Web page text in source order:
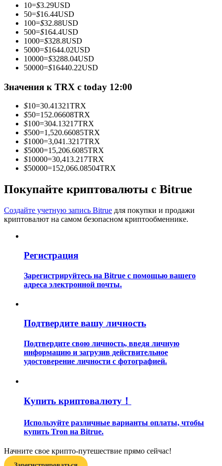
Станьте копи-трейдером
Наслаждайтесь распределением прибыли и комиссиями
за копи-трейдинг
Информация
Анализ больших данных, включая торговую информацию
и т. д.
Гид
Торговые стратегии
Узнайте, как оставаться прибыльным
10=$3.29USD
50=$16.44USD
100=$32.88USD
500=$164.4USD
1000=$328.8USD
5000=$1644.02USD
10000=$3288.04USD
50000=$16440.22USD
Значения к TRX с today 12:00
$10=30.41321TRX
$50=152.06608TRX
$100=304.13217TRX
$500=1,520.66085TRX
$1000=3,041.3217TRX
$5000=15,206.6085TRX
$10000=30,413.217TRX
$50000=152,066.08504TRX
Покупайте криптовалюты с Bitrue
Создайте учетную запись Bitrue для покупки и продажи
криптовалют на самом безопасном криптообменнике.
Регистрация
Зарегистрируйтесь на Bitrue с помощью вашего
адреса электронной почты.
Подтвердите вашу личность
Подтвердите свою личность, введя личную
информацию и загрузив действительное
удостоверение личности с фотографией.
Купить криптовалюту！
Используйте различные варианты оплаты, чтобы
купить Tron на Bitrue.
Начните свое крипто-путешествие прямо сейчас!